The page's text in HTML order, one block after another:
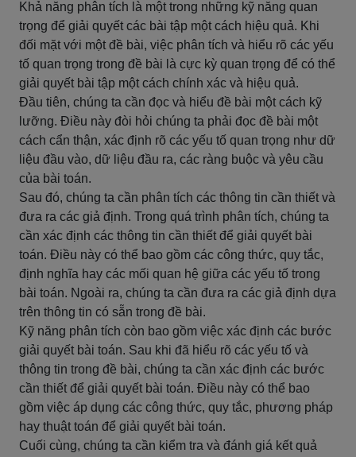
Khả năng phân tích là một trong những kỹ năng quan
trọng để giải quyết các bài tập một cách hiệu quả. Khi
đối mặt với một đề bài, việc phân tích và hiểu rõ các yếu
tố quan trọng trong đề bài là cực kỳ quan trọng để có thể
giải quyết bài tập một cách chính xác và hiệu quả.
Đầu tiên, chúng ta cần đọc và hiểu đề bài một cách kỹ
lưỡng. Điều này đòi hỏi chúng ta phải đọc đề bài một
cách cẩn thận, xác định rõ các yếu tố quan trọng như dữ
liệu đầu vào, dữ liệu đầu ra, các ràng buộc và yêu cầu
của bài toán.
Sau đó, chúng ta cần phân tích các thông tin cần thiết và
đưa ra các giả định. Trong quá trình phân tích, chúng ta
cần xác định các thông tin cần thiết để giải quyết bài
toán. Điều này có thể bao gồm các công thức, quy tắc,
định nghĩa hay các mối quan hệ giữa các yếu tố trong
bài toán. Ngoài ra, chúng ta cần đưa ra các giả định dựa
trên thông tin có sẵn trong đề bài.
Kỹ năng phân tích còn bao gồm việc xác định các bước
giải quyết bài toán. Sau khi đã hiểu rõ các yếu tố và
thông tin trong đề bài, chúng ta cần xác định các bước
cần thiết để giải quyết bài toán. Điều này có thể bao
gồm việc áp dụng các công thức, quy tắc, phương pháp
hay thuật toán để giải quyết bài toán.
Cuối cùng, chúng ta cần kiểm tra và đánh giá kết quả